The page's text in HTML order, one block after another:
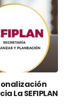
La SEFIPLAN